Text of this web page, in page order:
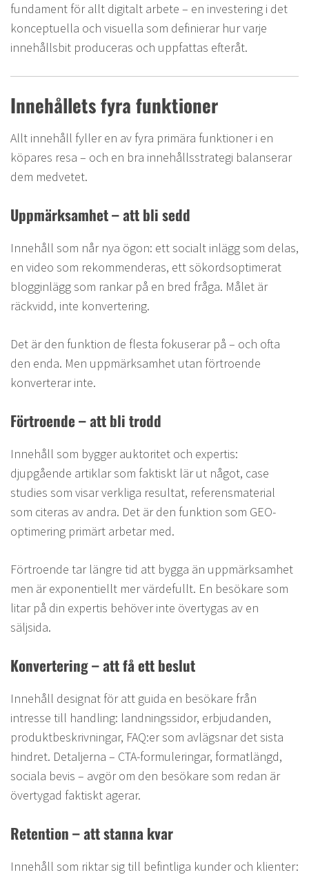
fundament för allt digitalt arbete – en investering i det
konceptuella och visuella som definierar hur varje
innehållsbit produceras och uppfattas efteråt.
Innehållets fyra funktioner
Allt innehåll fyller en av fyra primära funktioner i en
köpares resa – och en bra innehållsstrategi balanserar
dem medvetet.
Uppmärksamhet – att bli sedd
Innehåll som når nya ögon: ett socialt inlägg som delas,
en video som rekommenderas, ett sökordsoptimerat
blogginlägg som rankar på en bred fråga. Målet är
räckvidd, inte konvertering.
Det är den funktion de flesta fokuserar på – och ofta
den enda. Men uppmärksamhet utan förtroende
konverterar inte.
Förtroende – att bli trodd
Innehåll som bygger auktoritet och expertis:
djupgående artiklar som faktiskt lär ut något, case
studies som visar verkliga resultat, referensmaterial
som citeras av andra. Det är den funktion som GEO-
optimering primärt arbetar med.
Förtroende tar längre tid att bygga än uppmärksamhet
men är exponentiellt mer värdefullt. En besökare som
litar på din expertis behöver inte övertygas av en
säljsida.
Konvertering – att få ett beslut
Innehåll designat för att guida en besökare från
intresse till handling: landningssidor, erbjudanden,
produktbeskrivningar, FAQ:er som avlägsnar det sista
hindret. Detaljerna – CTA-formuleringar, formatlängd,
sociala bevis – avgör om den besökare som redan är
övertygad faktiskt agerar.
Retention – att stanna kvar
Innehåll som riktar sig till befintliga kunder och klienter: